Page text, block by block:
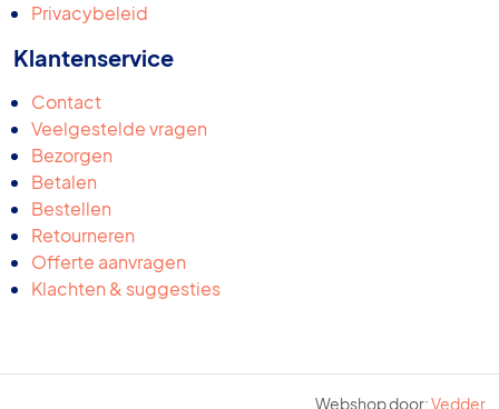
Privacybeleid
Klantenservice
Contact
Veelgestelde vragen
Bezorgen
Betalen
Bestellen
Retourneren
Offerte aanvragen
Klachten & suggesties
Webshop door:Vedder